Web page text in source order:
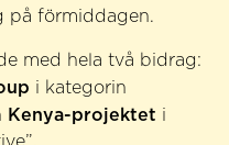
på förmiddagen.
med hela två bidrag:
i kategorin
Kenya-projektet i